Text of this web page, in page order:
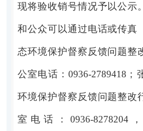
现将验收销号情况予以公示
和公众可以通过电话或传真
态环境保护督察反馈问题整
公室电话：0936-2789418 ；
环境保护督察反馈问题整改
室电话： 0936-8278204，